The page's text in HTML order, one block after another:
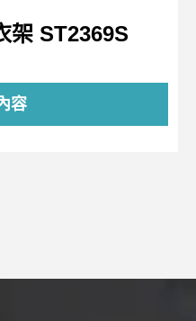
架 ST2369S
容